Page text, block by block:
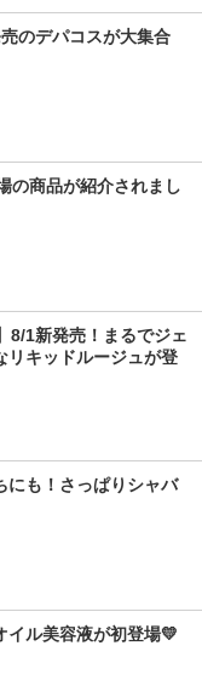
のデパコスが大集合
の商品が紹介されまし
8/1新発売！まるでジェ
リキッドルージュが登
にも！さっぱりシャバ
イル美容液が初登場💛